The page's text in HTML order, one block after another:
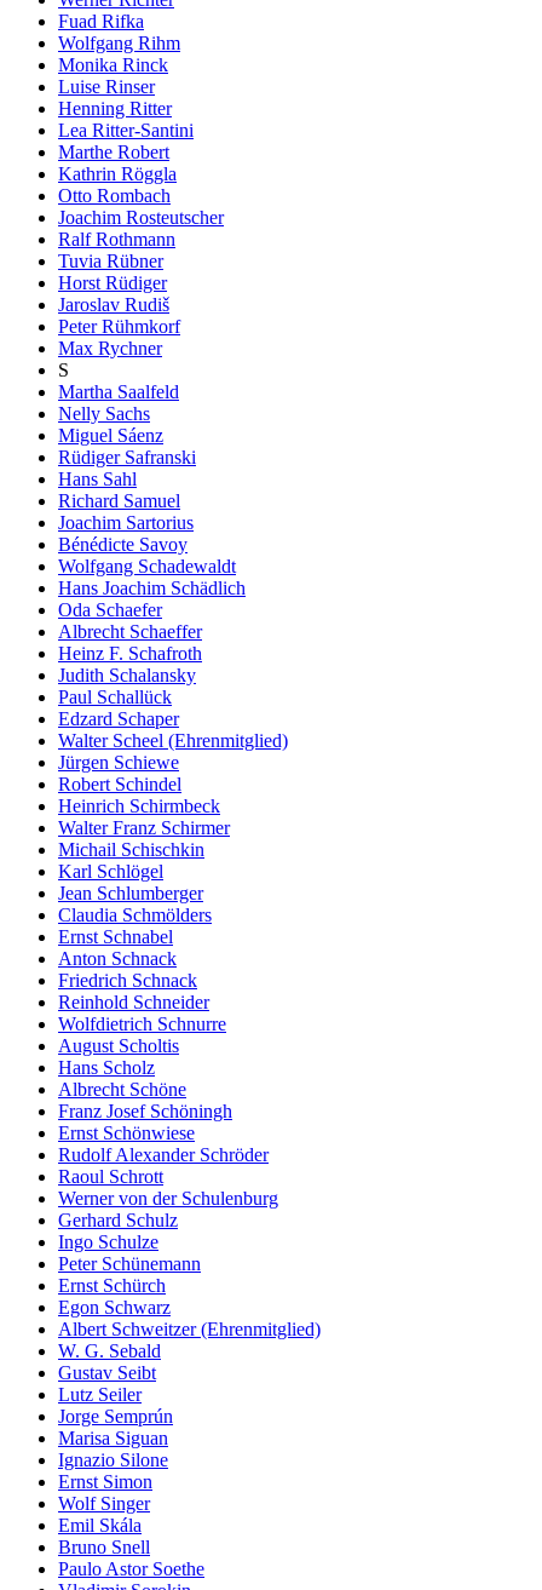
Fuad Rifka
Wolfgang Rihm
Monika Rinck
Luise Rinser
Henning Ritter
Lea Ritter-Santini
Marthe Robert
Kathrin Röggla
Otto Rombach
Joachim Rosteutscher
Ralf Rothmann
Tuvia Rübner
Horst Rüdiger
Jaroslav Rudiš
Peter Rühmkorf
Max Rychner
S
Martha Saalfeld
Nelly Sachs
Miguel Sáenz
Rüdiger Safranski
Hans Sahl
Richard Samuel
Joachim Sartorius
Bénédicte Savoy
Wolfgang Schadewaldt
Hans Joachim Schädlich
Oda Schaefer
Albrecht Schaeffer
Heinz F. Schafroth
Judith Schalansky
Paul Schallück
Edzard Schaper
Walter Scheel (Ehrenmitglied)
Jürgen Schiewe
Robert Schindel
Heinrich Schirmbeck
Walter Franz Schirmer
Michail Schischkin
Karl Schlögel
Jean Schlumberger
Claudia Schmölders
Ernst Schnabel
Anton Schnack
Friedrich Schnack
Reinhold Schneider
Wolfdietrich Schnurre
August Scholtis
Hans Scholz
Albrecht Schöne
Franz Josef Schöningh
Ernst Schönwiese
Rudolf Alexander Schröder
Raoul Schrott
Werner von der Schulenburg
Gerhard Schulz
Ingo Schulze
Peter Schünemann
Ernst Schürch
Egon Schwarz
Albert Schweitzer (Ehrenmitglied)
W. G. Sebald
Gustav Seibt
Lutz Seiler
Jorge Semprún
Marisa Siguan
Ignazio Silone
Ernst Simon
Wolf Singer
Emil Skála
Bruno Snell
Paulo Astor Soethe